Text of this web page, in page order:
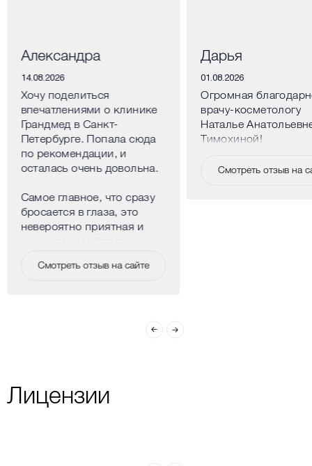
Александра
14.08.2026
Хочу поделиться
впечатлениями о клинике
Грандмед в Санкт-
Петербурге. Попала сюда
по рекомендации, и
осталась очень довольна.
Самое главное, что сразу
бросается в глаза, это
невероятно приятная и
центре города, но внутри
приятно удивило
отношение
Смотреть отзыв на сайте
Дарья
01.08.2026
Огромная
врачу-косметологу
Наталье
Тимохиной!
Смотреть отзыв на
Лицензии